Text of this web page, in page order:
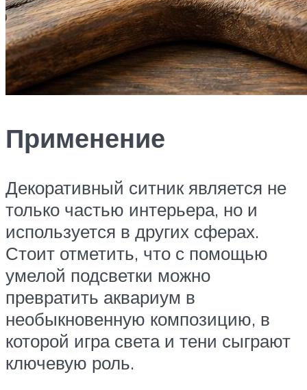
Применение
Декоративный ситник является не
только частью интерьера, но и
используется в других сферах.
Стоит отметить, что с помощью
умелой подсветки можно
превратить аквариум в
необыкновенную композицию, в
которой игра света и тени сыграют
ключевую роль.